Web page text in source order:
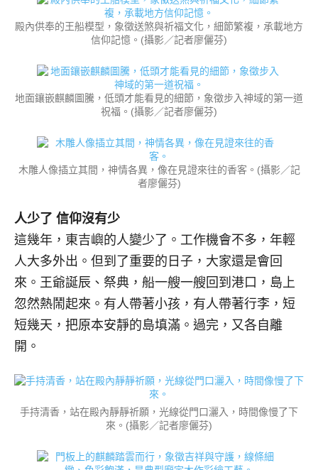
殿內供奉的王船模型，象徵送煞與祈福文化，細節繁複，承載地方
信仰記憶。(攝影／記者廖儷芬)
地面鑲嵌麒麟圖騰，低頭才能看見的細節，象徵步入神域的第一道
祝福。(攝影／記者廖儷芬)
木雕人像插立其間，神情各異，像在見證來往的香客。(攝影／記
者廖儷芬)
人少了 信仰沒有少
這幾年，東吉嶼的人變少了。工作機會不多，年輕
人大多外出。但到了重要的日子，大家還是會回
來。王爺誕辰、祭典，船一艘一艘回到港口，島上
忽然熱鬧起來。有人帶著小孩，有人帶著行李，短
短幾天，把原本安靜的島填滿。過完，又各自離
開。
手持清香，站在殿內靜靜祈願，光線從門口灑入，時間像慢了下
來。(攝影／記者廖儷芬)